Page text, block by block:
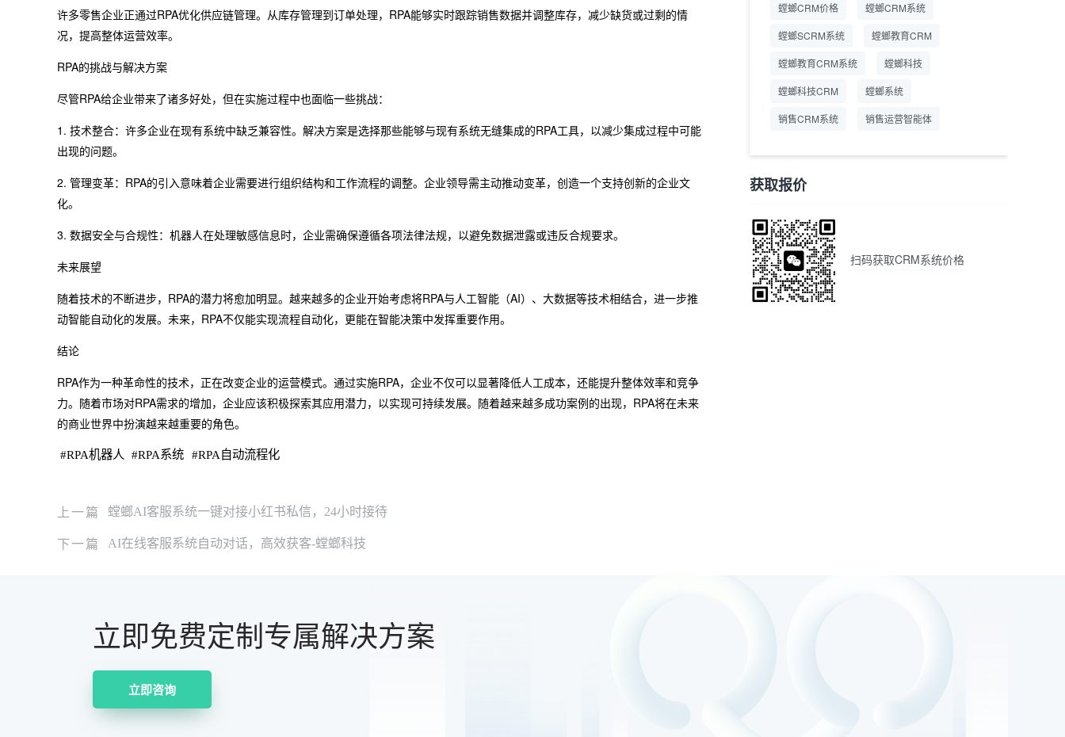
许多零售企业正通过RPA优化供应链管理。从库存管理到订单处理，RPA能够实时跟踪销售数据并调整库存，减少缺货或过剩的情
况，提高整体运营效率。
RPA的挑战与解决方案
尽管RPA给企业带来了诸多好处，但在实施过程中也面临一些挑战：
1. 技术整合：许多企业在现有系统中缺乏兼容性。解决方案是选择那些能够与现有系统无缝集成的RPA工具，以减少集成过程中可能
出现的问题。
2. 管理变革：RPA的引入意味着企业需要进行组织结构和工作流程的调整。企业领导需主动推动变革，创造一个支持创新的企业文
化。
3. 数据安全与合规性：机器人在处理敏感信息时，企业需确保遵循各项法律法规，以避免数据泄露或违反合规要求。
未来展望
随着技术的不断进步，RPA的潜力将愈加明显。越来越多的企业开始考虑将RPA与人工智能（AI）、大数据等技术相结合，进一步推
动智能自动化的发展。未来，RPA不仅能实现流程自动化，更能在智能决策中发挥重要作用。
结论
RPA作为一种革命性的技术，正在改变企业的运营模式。通过实施RPA，企业不仅可以显著降低人工成本，还能提升整体效率和竞争
力。随着市场对RPA需求的增加，企业应该积极探索其应用潜力，以实现可持续发展。随着越来越多成功案例的出现，RPA将在未来
的商业世界中扮演越来越重要的角色。
#RPA机器人 #RPA系统 #RPA自动流程化
螳螂CRM价格 螳螂CRM系统
螳螂SCRM系统 螳螂教育CRM
螳螂教育CRM系统 螳螂科技
螳螂科技CRM 螳螂系统
销售CRM系统 销售运营智能体
获取报价
扫码获取CRM系统价格
上一篇 螳螂AI客服系统一键对接小红书私信，24小时接待
下一篇 AI在线客服系统自动对话，高效获客-螳螂科技
立即免费定制专属解决方案
立即咨询